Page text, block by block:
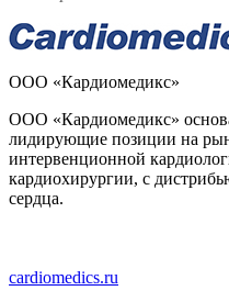
ООО «Кардиомедикс»
ООО «Кардиомедикс»
лидирующие позиции на
интервенционной
кардиохирургии, с
сердца.
cardiomedics.ru